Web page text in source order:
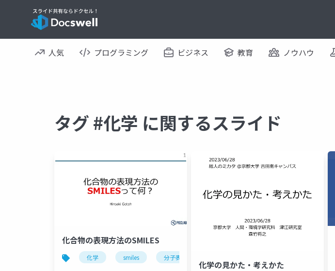
人気 プログラミング ビジネス 教育 ノウハウ
タグ #化学 に関するスライド
化合物の表現方法のSMILES
化学 smiles 分子表記
化学の見かた・考えかた